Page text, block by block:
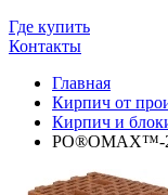
Где купить
Контакты
Главная
Кирпич от
Кирпич и
PO®OMAX™-